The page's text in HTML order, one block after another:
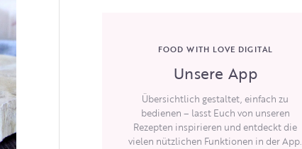
FOOD WITH LOVE DIGITAL
Unsere App
Übersichtlich gestaltet, einfach zu
bedienen – lasst Euch von unseren
Rezepten inspirieren und entdeckt die
vielen nützlichen Funktionen in der App.